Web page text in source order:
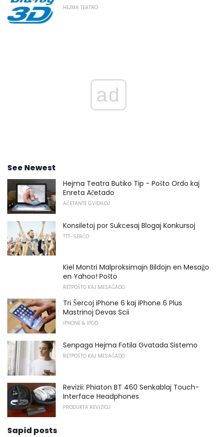
HEJMA TEATRO
ad
See Newest
Hejma Teatra Butiko Tip - Poŝto Ordo kaj
Enreta Aĉetado
AĈETANTE GVIDILOJ
Konsiletoj por Sukcesaj Blogaj Konkursoj
TTT-SERĈO
Kiel Montri Malproksimajn Bildojn en Mesaĝo
en Yahoo! Poŝto
RETPOŜTO KAJ MESAĜADO
Tri Ŝercoj iPhone 6 kaj iPhone 6 Plus
Mastrinoj Devas Scii
IPHONE & IPOD
Senpaga Hejma Fotila Gvatada Sistemo
RETPOŜTO KAJ MESAĜADO
Revizii: Phiaton BT 460 Senkablaj Touch-
Interface Headphones
PRODUKTA REVIZIOJ
Sapid posts